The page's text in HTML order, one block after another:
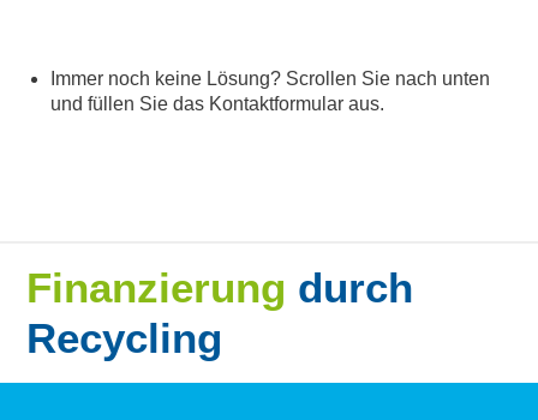
Immer noch keine Lösung? Scrollen Sie nach unten
und füllen Sie das Kontaktformular aus.
Finanzierung durch
Recycling